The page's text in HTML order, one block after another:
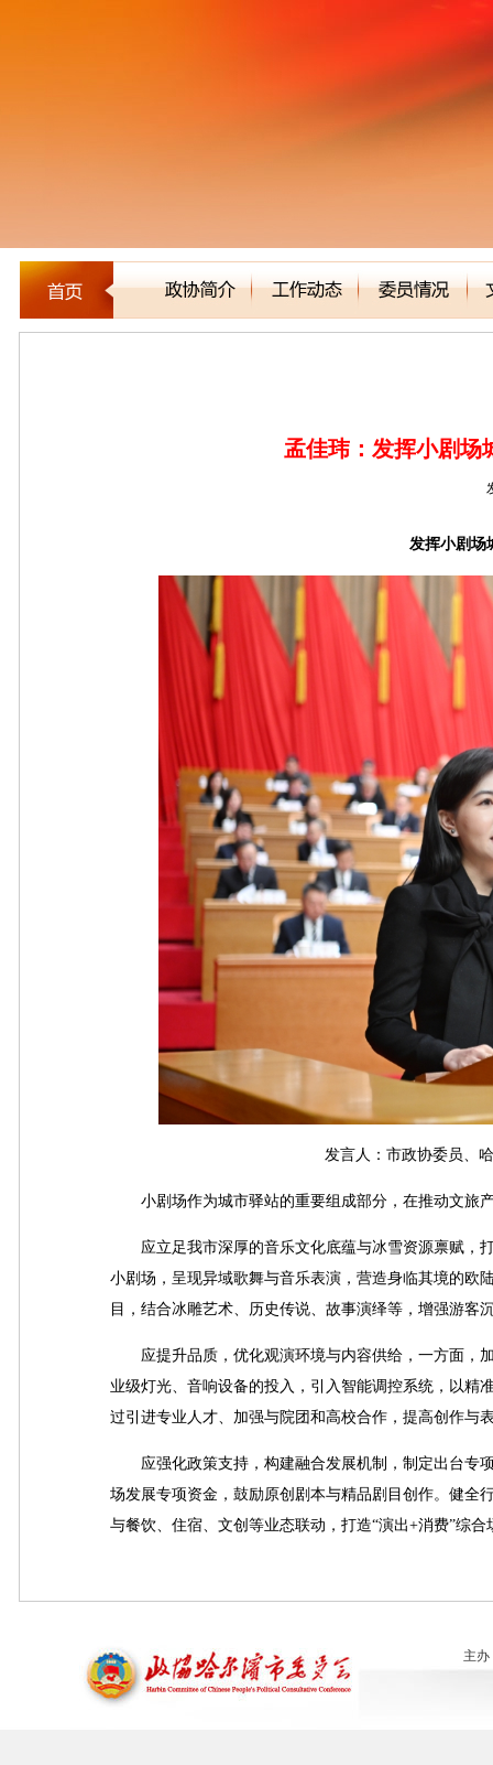
孟佳玮：发挥小剧场
发挥小剧场城
发言人：市政协委员、哈
小剧场作为城市驿站的重要组成部分，在推动文旅
应立足我市深厚的音乐文化底蕴与冰雪资源禀赋，
小剧场，呈现异域歌舞与音乐表演，营造身临其境的欧
目，结合冰雕艺术、历史传说、故事演绎等，增强游客
应提升品质，优化观演环境与内容供给，一方面，
业级灯光、音响设备的投入，引入智能调控系统，以精
过引进专业人才、加强与院团和高校合作，提高创作与
应强化政策支持，构建融合发展机制，制定出台专
场发展专项资金，鼓励原创剧本与精品剧目创作。健全
与餐饮、住宿、文创等业态联动，打造“演出+消费”综合
主